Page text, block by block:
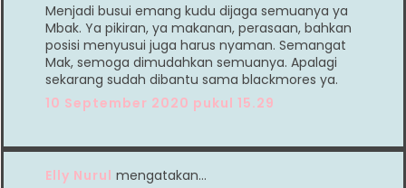
Menjadi busui emang kudu dijaga semuanya ya
Mbak. Ya pikiran, ya makanan, perasaan, bahkan
posisi menyusui juga harus nyaman. Semangat
Mak, semoga dimudahkan semuanya. Apalagi
sekarang sudah dibantu sama blackmores ya.
10 September 2020 pukul 15.29
Elly Nurul mengatakan…